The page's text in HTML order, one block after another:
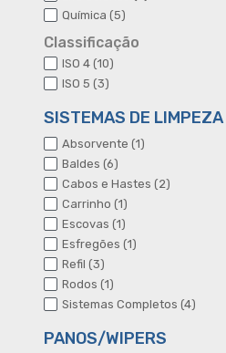
Química 55
Classificação
ISO 4 1010
ISO 5 33
SISTEMAS DE LIMPEZA
Absorvente 11
Baldes 66
produtos
Cabos e Hastes 22
Carrinho 11
produto
Escovas 11
produto
Esfregões 11
Refil 33
produtos
Rodos 11
produto
Sistemas Completos 44
PANOS/WIPERS